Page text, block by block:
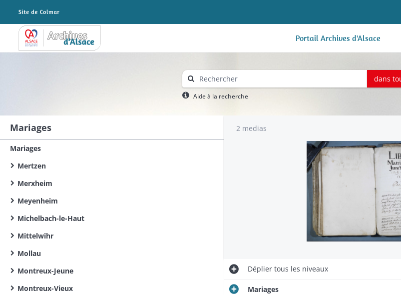
Archives Alsace - Colmar Portail Archives d'Alsace
dans
Aide à la recherche
Mariages
Mariages
Mertzen
Merxheim
Meyenheim
Michelbach-le-Haut
Mittelwihr
Mollau
Montreux-Jeune
Montreux-Vieux
2 medias
Dépliertous les niveaux
Mariages